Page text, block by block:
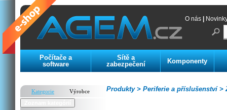
O nás
Počítače a
software
Sítě a
zabezpečení
Komponenty
Kategorie
Výrobce
Periferie a příslušenství >
Produkty >